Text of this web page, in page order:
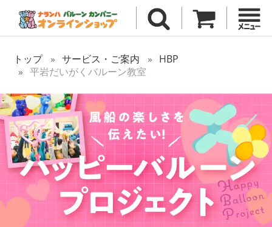
トップ サービス・ご案内
HBP
平岩だいがくバルーン教室